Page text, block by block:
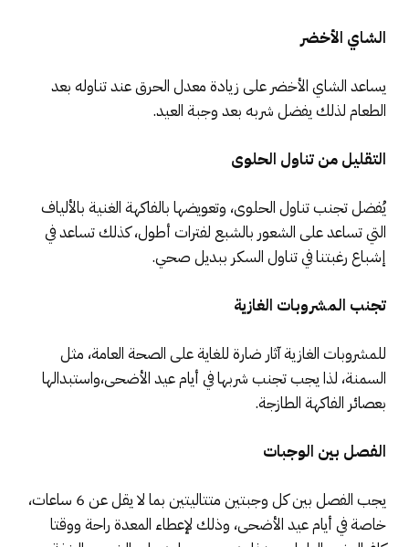
الشاي الأخضر
يساعد الشاي الأخضر على زيادة معدل الحرق عند تناوله بعد
الطعام لذلك يفضل شربه بعد وجبة العيد.
التقليل من تناول الحلوى
يُفضل تجنب تناول الحلوى، وتعويضها بالفاكهة الغنية بالألياف
التي تساعد على الشعور بالشبع لفترات أطول، كذلك تساعد في
إشباع رغبتنا في تناول السكر ببديل صحي.
تجنب المشروبات الغازية
للمشروبات الغازية آثار ضارة للغاية على الصحة العامة، مثل
السمنة، لذا يجب تجنب شربها في أيام عيد الأضحى،واستبدالها
بعصائر الفاكهة الطازجة.
الفصل بين الوجبات
يجب الفصل بين كل وجبتين متتاليتين بما لا يقل عن 6 ساعات،
خاصة في أيام عيد الأضحى، وذلك لإعطاء المعدة راحة ووقتا